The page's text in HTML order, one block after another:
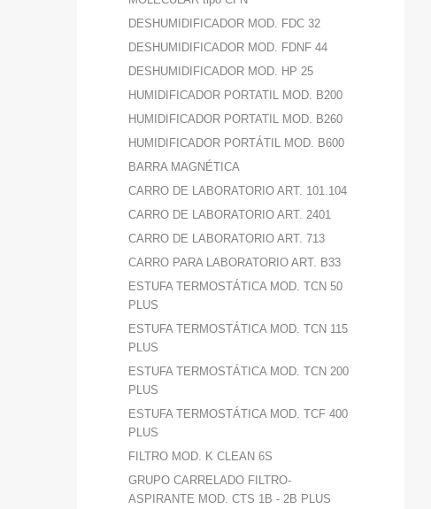
DESHUMIDIFICADOR MOD. FDC 32
DESHUMIDIFICADOR MOD. FDNF 44
DESHUMIDIFICADOR MOD. HP 25
HUMIDIFICADOR PORTATIL MOD. B200
HUMIDIFICADOR PORTATIL MOD. B260
HUMIDIFICADOR PORTÁTIL MOD. B600
BARRA MAGNÉTICA
CARRO DE LABORATORIO ART. 101.104
CARRO DE LABORATORIO ART. 2401
CARRO DE LABORATORIO ART. 713
CARRO PARA LABORATORIO ART. B33
ESTUFA TERMOSTÁTICA MOD. TCN 50
PLUS
ESTUFA TERMOSTÁTICA MOD. TCN 115
PLUS
ESTUFA TERMOSTÁTICA MOD. TCN 200
PLUS
ESTUFA TERMOSTÁTICA MOD. TCF 400
PLUS
FILTRO MOD. K CLEAN 6S
GRUPO CARRELADO FILTRO-
ASPIRANTE MOD. CTS 1B - 2B PLUS